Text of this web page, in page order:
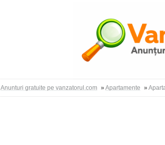
Anunturi gratuite pe vanzatorul.com »Apartamente »